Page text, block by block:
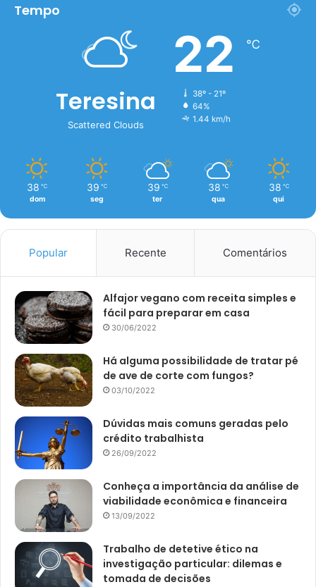
Tempo
Teresina
Scattered Clouds
22 ℃
38º - 21º
64%
1.44 km/h
38 ℃
dom
39 ℃
seg
39 ℃
ter
38 ℃
qua
38 ℃
qui
Popular Recente Comentários
Alfajor vegano com receita simples e
fácil para preparar em casa
30/06/2022
Há alguma possibilidade de tratar pé
de ave de corte com fungos?
03/10/2022
Dúvidas mais comuns geradas pelo
crédito trabalhista
26/09/2022
Conheça a importância da análise de
viabilidade econômica e financeira
13/09/2022
Trabalho de detetive ético na
investigação particular: dilemas e
tomada de decisões